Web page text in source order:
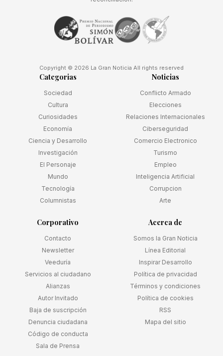
Copyright © 2026 La Gran Noticia All rights reserved
Categorias
Sociedad
Cultura
Curiosidades
Economía
Ciencia y Desarrollo
Investigación
El Personaje
Mundo
Tecnología
Columnistas
Noticias
Conflicto Armado
Elecciones
Relaciones Internacionales
Ciberseguridad
Comercio Electronico
Turismo
Empleo
Inteligencia Artificial
Corrupcion
Arte
Corporativo
Contacto
Newsletter
Veeduría
Servicios al ciudadano
Alianzas
Autor Invitado
Baja de suscripción
Denuncia ciudadana
Código de conducta
Sala de Prensa
Acerca de
Somos la Gran Noticia
Línea Editorial
Inspirar Desarrollo
Política de privacidad
Términos y condiciones
Política de cookies
RSS
Mapa del sitio